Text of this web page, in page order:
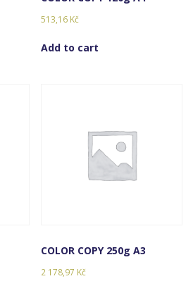
513,16 Kč
Add to cart
COLOR COPY 250g A3
2 178,97 Kč